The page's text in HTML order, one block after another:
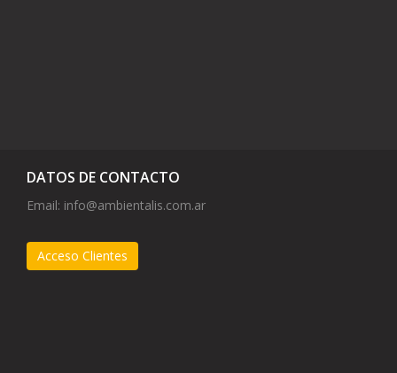
DATOS DE CONTACTO
Email: info@ambientalis.com.ar
Acceso Clientes